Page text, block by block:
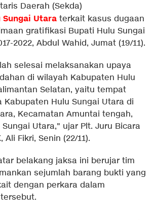
Daerah (Sekda)
Sungai Utara terkait kasus dugaan
gratifikasi Bupati Hulu Sungai
2022, Abdul Wahid, Jumat (19/11).
selesai melaksanakan upaya
di wilayah Kabupaten Hulu
Selatan, yaitu tempat
Kabupaten Hulu Sungai Utara di
Kecamatan Amuntai tengah,
Utara," ujar Plt. Juru Bicara
Ali Fikri, Senin (22/11).
belakang jaksa ini berujar tim
sejumlah barang bukti yang
dengan perkara dalam